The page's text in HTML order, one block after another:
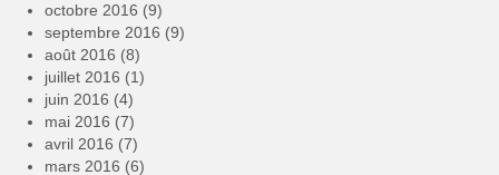
octobre 2016 (9)
septembre 2016 (9)
août 2016 (8)
juillet 2016 (1)
juin 2016 (4)
mai 2016 (7)
avril 2016 (7)
mars 2016 (6)